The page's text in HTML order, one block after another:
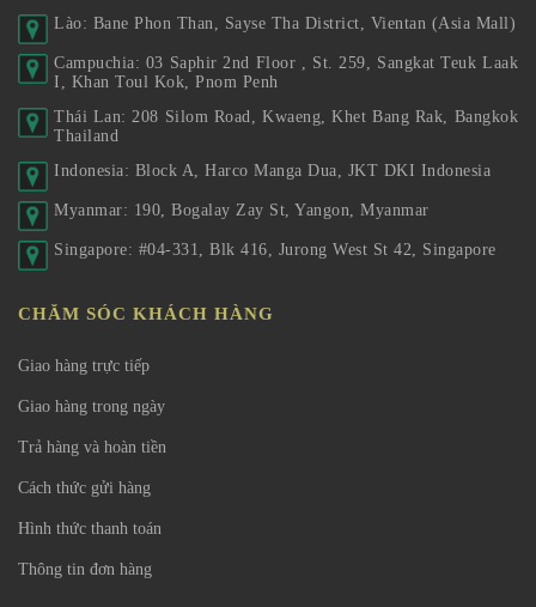
Lào: Bane Phon Than, Sayse Tha District, Vientan (Asia Mall)
Campuchia: 03 Saphir 2nd Floor , St. 259, Sangkat Teuk Laak
I, Khan Toul Kok, Pnom Penh
Thái Lan: 208 Silom Road, Kwaeng, Khet Bang Rak, Bangkok
Thailand
Indonesia: Block A, Harco Manga Dua, JKT DKI Indonesia
Myanmar: 190, Bogalay Zay St, Yangon, Myanmar
Singapore: #04-331, Blk 416, Jurong West St 42, Singapore
CHĂM SÓC KHÁCH HÀNG
Giao hàng trực tiếp
Giao hàng trong ngày
Trả hàng và hoàn tiền
Cách thức gửi hàng
Hình thức thanh toán
Thông tin đơn hàng